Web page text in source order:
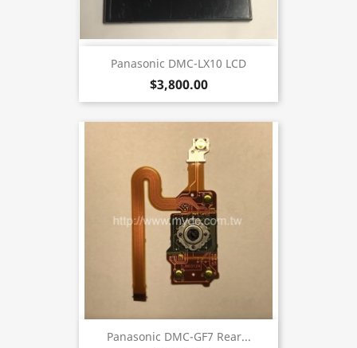
Panasonic DMC-LX10 LCD
$3,800.00
Panasonic DMC-GF7 Rear...